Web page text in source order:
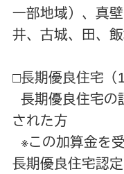
一部地域）、真
井、古城、田、飯
□長期優良住宅（
長期優良住宅の
された方
※この加算金を
長期優良住宅認